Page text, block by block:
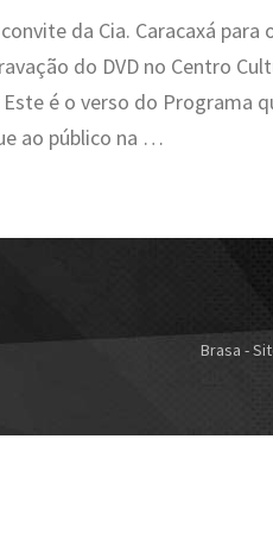
da Cia. Caracaxá para
do DVD no Centro
Este é o verso do Programa
ao público na …
Brasa -